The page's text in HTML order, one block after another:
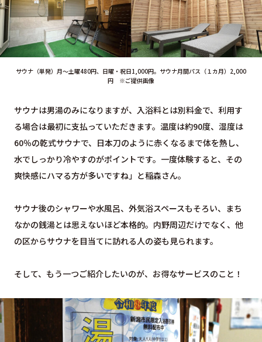
サウナ（単発）月～土曜480円、日曜・祝日1,000円。サウナ月間パス（１カ月）2,000
円 ※ご提供画像
サウナは男湯のみになりますが、入浴料とは別料金で、利用す
る場合は最初に支払っていただきます。温度は約90度、湿度は
60％の乾式サウナで、日本刀のように赤くなるまで体を熱し、
水でしっかり冷やすのがポイントです。一度体験すると、その
爽快感にハマる方が多いですね」と稲森さん。
サウナ後のシャワーや水風呂、外気浴スペースもそろい、まち
なかの銭湯とは思えないほど本格的。内野周辺だけでなく、他
の区からサウナを目当てに訪れる人の姿も見られます。
そして、もう一つご紹介したいのが、お得なサービスのこと！